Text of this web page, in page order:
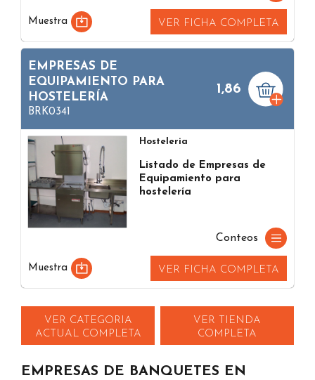
Muestra VER FICHA COMPLETA
EMPRESAS DE
EQUIPAMIENTO PARA
HOSTELERÍA
BRK0341
1,86
Hosteleria
Listado de Empresas de
Equipamiento para
hostelería
Conteos
Muestra VER FICHA COMPLETA
VER CATEGORIA
ACTUAL COMPLETA
VER TIENDA
COMPLETA
EMPRESAS DE BANQUETES EN